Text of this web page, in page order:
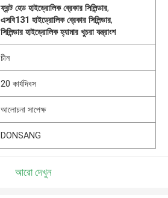
ফ্রন্ট হেড হাইড্রোলিক ব্রেকার সিলিন্ডার,
এসবি131 হাইড্রোলিক ব্রেকার সিলিন্ডার,
সিলিন্ডার হাইড্রোলিক হ্যামার খুচরা যন্ত্রাংশ
চীন
20 কার্যদিবস
আলোচনা সাপেক্ষ
DONSANG
আরো দেখুন